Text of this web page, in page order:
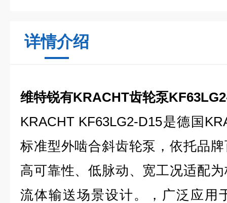
详情介绍
维特锐有KRACHT齿轮泵
KRACHT KF63LG2-D15是德国
标准型外啮合斜齿轮泵，依托品
高可靠性、低脉动、宽工况适配
流体输送场景设计。，广泛应用